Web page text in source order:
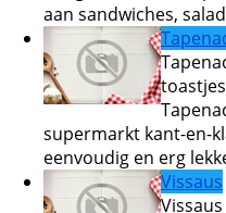
aan sandwiches,
supermarkt kant-en-
eenvoudig en erg
Vissaus